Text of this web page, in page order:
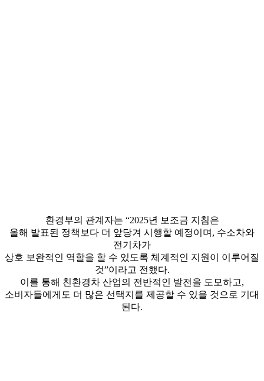
환경부의 관계자는 “2025년 보조금 지침은
올해 발표된 정책보다 더 앞당겨 시행할 예정이며, 수소차와
전기차가
상호 보완적인 역할을 할 수 있도록 체계적인 지원이 이루어질
것”이라고 전했다.
이를 통해 친환경차 산업의 전반적인 발전을 도모하고,
소비자들에게도 더 많은 선택지를 제공할 수 있을 것으로 기대
된다.